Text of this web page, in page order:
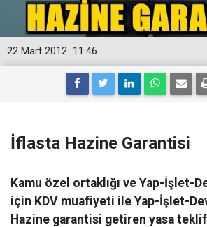
11:46
22 Mart 2012
İflasta Hazine Garantisi
Kamu özel ortaklığı ve Yap-İşlet-
için KDV muafiyeti ile Yap-İşlet-
Hazine garantisi getiren yasa